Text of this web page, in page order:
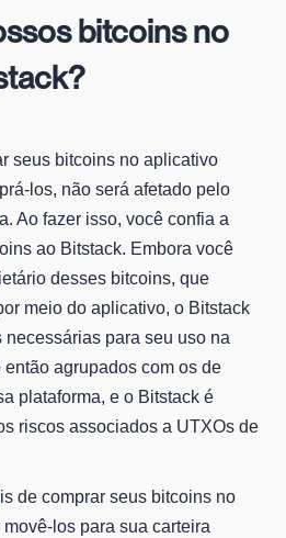
bitcoins no
seus bitcoins no aplicativo
los, não será afetado pelo
Ao fazer isso, você confia a
ao Bitstack. Embora você
desses bitcoins, que
meio do aplicativo, o Bitstack
necessárias para seu uso na
agrupados com os de
plataforma, e o Bitstack é
riscos associados a UTXOs de
de comprar seus bitcoins no
los para sua carteira